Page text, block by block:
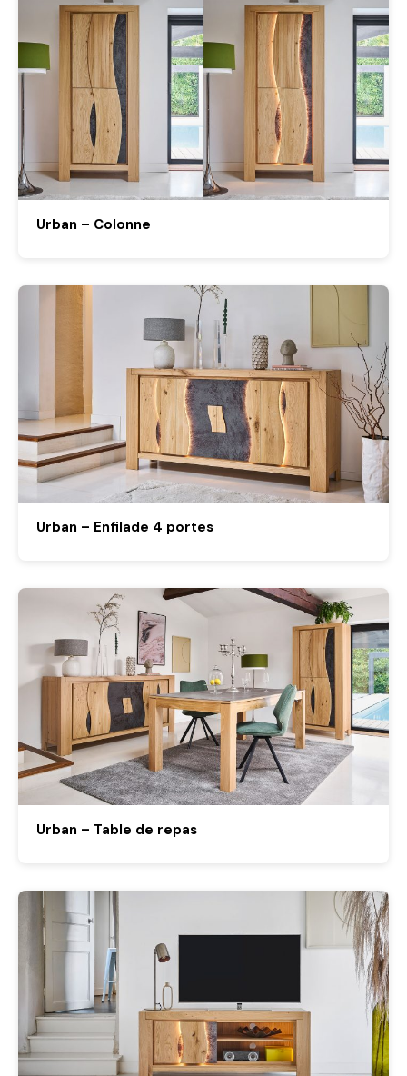
Urban – Colonne
Urban – Enfilade 4 portes
Urban – Table de repas